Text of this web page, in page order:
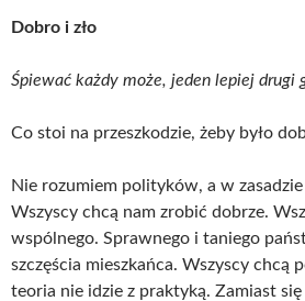
Dobro i zło
Śpiewać każdy może, jeden lepiej drugi
Co stoi na przeszkodzie, żeby było
Nie rozumiem polityków, a w
Wszyscy chcą nam zrobić dobrze.
wspólnego. Sprawnego i taniego
szczęścia mieszkańca. Wszyscy chcą
teoria nie idzie z praktyką. Zamiast